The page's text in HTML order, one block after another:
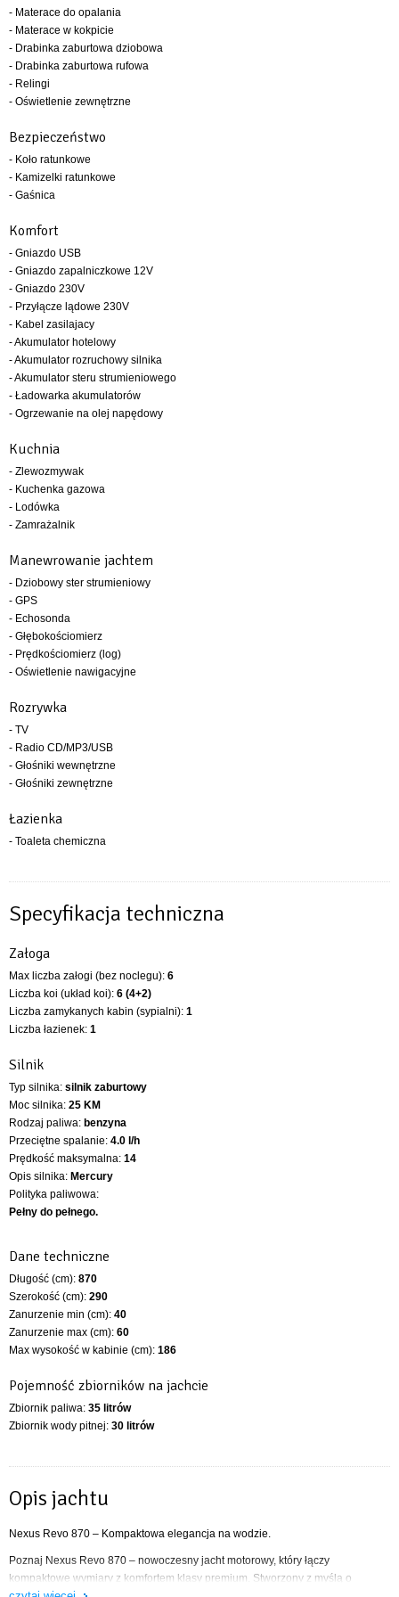
- Materace do opalania
- Materace w kokpicie
- Drabinka zaburtowa dziobowa
- Drabinka zaburtowa rufowa
- Relingi
- Oświetlenie zewnętrzne
Bezpieczeństwo
- Koło ratunkowe
- Kamizelki ratunkowe
- Gaśnica
Komfort
- Gniazdo USB
- Gniazdo zapalniczkowe 12V
- Gniazdo 230V
- Przyłącze lądowe 230V
- Kabel zasilajacy
- Akumulator hotelowy
- Akumulator rozruchowy silnika
- Akumulator steru strumieniowego
- Ładowarka akumulatorów
- Ogrzewanie na olej napędowy
Kuchnia
- Zlewozmywak
- Kuchenka gazowa
- Lodówka
- Zamrażalnik
Manewrowanie jachtem
- Dziobowy ster strumieniowy
- GPS
- Echosonda
- Głębokościomierz
- Prędkościomierz (log)
- Oświetlenie nawigacyjne
Rozrywka
- TV
- Radio CD/MP3/USB
- Głośniki wewnętrzne
- Głośniki zewnętrzne
Łazienka
- Toaleta chemiczna
Specyfikacja techniczna
Załoga
Max liczba załogi (bez noclegu): 6
Liczba koi (układ koi): 6 (4+2)
Liczba zamykanych kabin (sypialni): 1
Liczba łazienek: 1
Silnik
Typ silnika: silnik zaburtowy
Moc silnika: 25 KM
Rodzaj paliwa: benzyna
Przeciętne spalanie: 4.0 l/h
Prędkość maksymalna: 14
Opis silnika: Mercury
Polityka paliwowa:
Pełny do pełnego.
Dane techniczne
Długość (cm): 870
Szerokość (cm): 290
Zanurzenie min (cm): 40
Zanurzenie max (cm): 60
Max wysokość w kabinie (cm): 186
Pojemność zbiorników na jachcie
Zbiornik paliwa: 35 litrów
Zbiornik wody pitnej: 30 litrów
Opis jachtu
Nexus Revo 870 – Kompaktowa elegancja na wodzie.
Poznaj Nexus Revo 870 – nowoczesny jacht motorowy, który łączy
kompaktowe wymiary z komfortem klasy premium. Stworzony z myślą o